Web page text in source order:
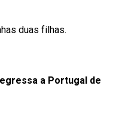
duas filhas.
a Portugal de